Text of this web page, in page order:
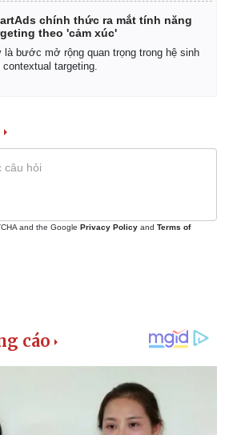
Việt Nam
chính thức ra mắt tính năng
theo 'cảm xúc'
là bước mở rộng quan trọng trong hệ sinh
contextual targeting.
and the Google Privacy Policy and Terms of